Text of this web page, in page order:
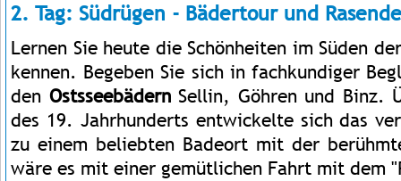
2. Tag: Südrügen - Bädertour und
Lernen Sie heute die Schönheiten im Süden
kennen. Begeben Sie sich in fachkundiger
den OstsseebädernSellin, Göhren und Binz.
des 19. Jahrhunderts entwickelte sich das
zu einem beliebten Badeort mit der
wäre es mit einer gemütlichen Fahrt mit dem